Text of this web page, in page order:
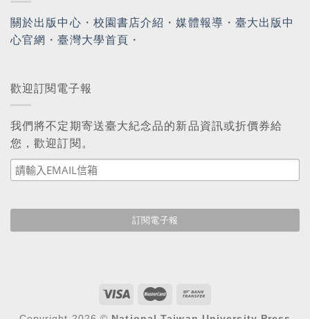
關於出版中心 ・ 校園書店介紹 ・媒體報導 ・ 臺大出版中
心官網 ・臺灣大學首頁 ・
歡迎訂閱電子報
我們將不定期寄送臺大紀念品的新品資訊或折價券給
您，歡迎訂閱。